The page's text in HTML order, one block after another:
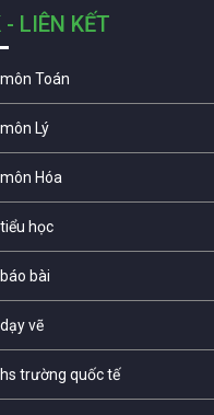
- LIÊN KẾT
Toán
Lý
Hóa
học
bài
vẽ
trường quốc tế